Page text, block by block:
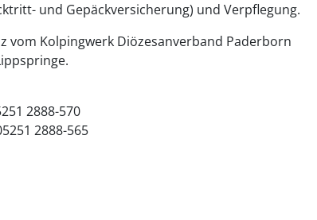
und Gepäckversicherung) und Verpflegung.
vom Kolpingwerk Diözesanverband Paderborn
2888-570
2888-565